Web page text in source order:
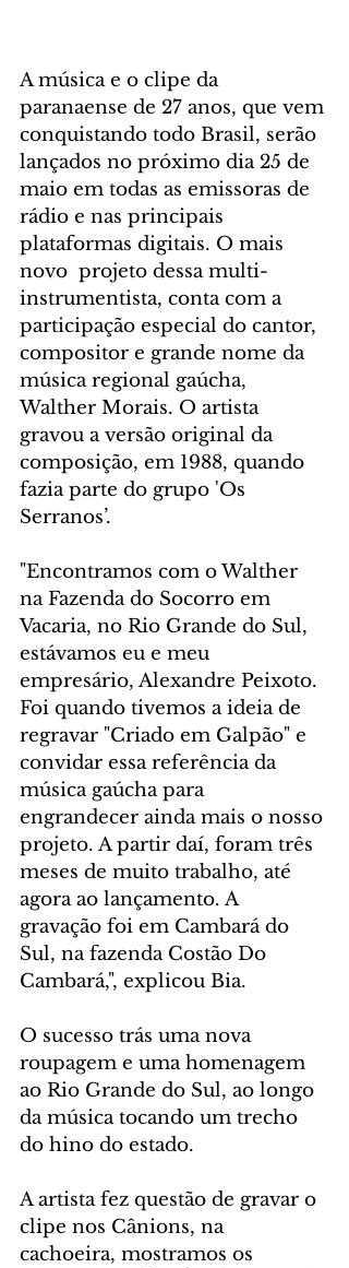
A música e o clipe da
paranaense de 27 anos, que vem
conquistando todo Brasil, serão
lançados no próximo dia 25 de
maio em todas as emissoras de
rádio e nas principais
plataformas digitais. O mais
novo  projeto dessa multi-
instrumentista, conta com a
participação especial do cantor,
compositor e grande nome da
música regional gaúcha,
Walther Morais. O artista
gravou a versão original da
composição, em 1988, quando
fazia parte do grupo 'Os
Serranos’.
"Encontramos com o Walther
na Fazenda do Socorro em
Vacaria, no Rio Grande do Sul,
estávamos eu e meu
empresário, Alexandre Peixoto.
Foi quando tivemos a ideia de
regravar "Criado em Galpão" e
convidar essa referência da
música gaúcha para
engrandecer ainda mais o nosso
projeto. A partir daí, foram três
meses de muito trabalho, até
agora ao lançamento. A
gravação foi em Cambará do
Sul, na fazenda Costão Do
Cambará,", explicou Bia.
O sucesso trás uma nova
roupagem e uma homenagem
ao Rio Grande do Sul, ao longo
da música tocando um trecho
do hino do estado.
A artista fez questão de gravar o
clipe nos Cânions, na
cachoeira, mostramos os